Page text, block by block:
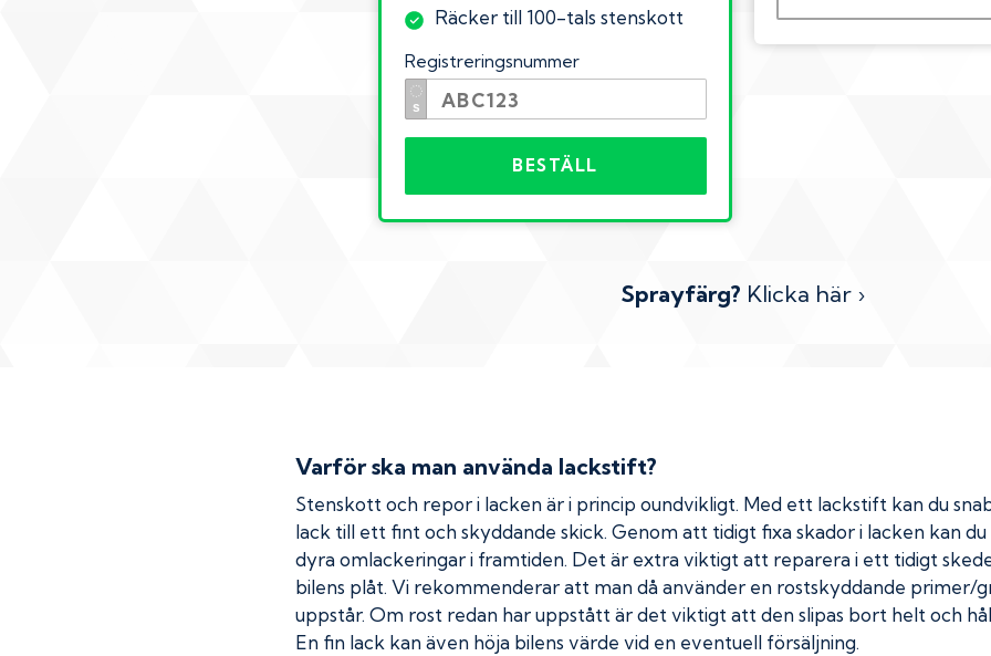
Räcker till 100-tals stenskott
Registreringsnummer
BESTÄLL
Sprayfärg? Klicka här ›
Varför ska man använda lackstift?
Stenskott och repor i lacken är i princip oundvikligt. Med ett lackstift kan du
lack till ett fint och skyddande skick. Genom att tidigt fixa skador i lacken kan
dyra omlackeringar i framtiden. Det är extra viktigt att reparera i ett tidigt
bilens plåt. Vi rekommenderar att man då använder en rostskyddande primer/
uppstår. Om rost redan har uppstått är det viktigt att den slipas bort helt och
En fin lack kan även höja bilens värde vid en eventuell försäljning.